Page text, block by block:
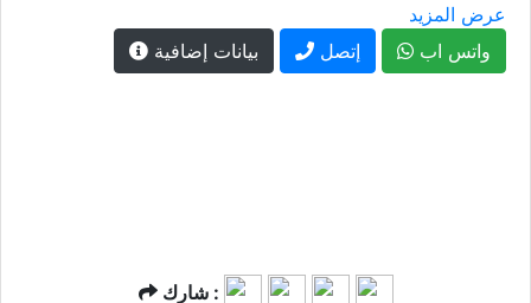
عرض المزيد
بيانات إضافية
إتصل واتس اب
شارك :